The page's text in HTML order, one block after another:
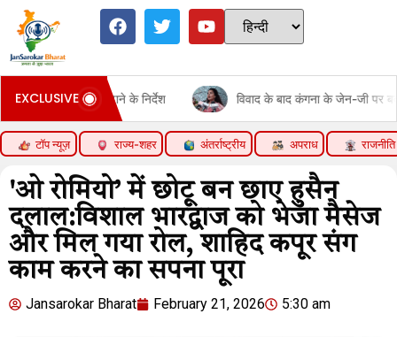
EXCLUSIVE
बढ़ाने के निर्देश विवाद के बाद कंगना के जेन-जी पर बदले बोल:कहा- ये
टॉप न्यूज़ राज्य-शहर अंतर्राष्ट्रीय अपराध राजनीति
'ओ रोमियो’ में छोटू बन छाए हुसैन
दलाल:विशाल भारद्वाज को भेजा मैसेज
और मिल गया रोल, शाहिद कपूर संग
काम करने का सपना पूरा
Jansarokar Bharat February 21, 2026 5:30 am